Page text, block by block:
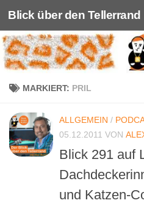
Unter dem Inhalt
Blick über den Tellerrand
MARKIERT: PRIL
ALLGEMEIN /
05.12.2011 VON
Blick 291 auf
und Katzen-